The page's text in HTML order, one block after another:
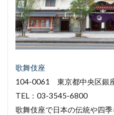
歌舞伎座
104-0061 東京都中央区銀
TEL：03-3545-6800
歌舞伎座で日本の伝統や四